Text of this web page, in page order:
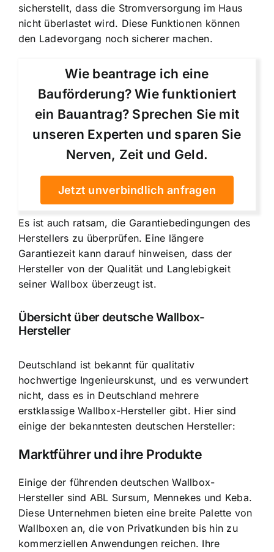
sicherstellt, dass die Stromversorgung im Haus
nicht überlastet wird. Diese Funktionen können
den Ladevorgang noch sicherer machen.
Wie beantrage ich eine
Bauförderung? Wie funktioniert
ein Bauantrag? Sprechen Sie mit
unseren Experten und sparen Sie
Nerven, Zeit und Geld.
Jetzt unverbindlich anfragen
Es ist auch ratsam, die Garantiebedingungen des
Herstellers zu überprüfen. Eine längere
Garantiezeit kann darauf hinweisen, dass der
Hersteller von der Qualität und Langlebigkeit
seiner Wallbox überzeugt ist.
Übersicht über deutsche Wallbox-
Hersteller
Deutschland ist bekannt für qualitativ
hochwertige Ingenieurskunst, und es verwundert
nicht, dass es in Deutschland mehrere
erstklassige Wallbox-Hersteller gibt. Hier sind
einige der bekanntesten deutschen Hersteller:
Marktführer und ihre Produkte
Einige der führenden deutschen Wallbox-
Hersteller sind ABL Sursum, Mennekes und Keba.
Diese Unternehmen bieten eine breite Palette von
Wallboxen an, die von Privatkunden bis hin zu
kommerziellen Anwendungen reichen. Ihre